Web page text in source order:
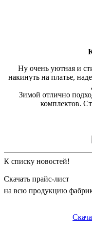
Ну очень уютная и
накинуть на платье,
Зимой отлично
комплектов.
К списку новостей!
Скачать прайс-лист
на всю продукцию